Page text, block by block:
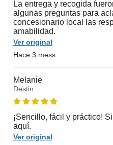
La entrega y recogida
algunas preguntas para
concesionario local las
amabilidad.
Ver original
Hace 3 mess
Melanie
Destin
¡Sencillo, fácil y práctico!
aquí.
Ver original